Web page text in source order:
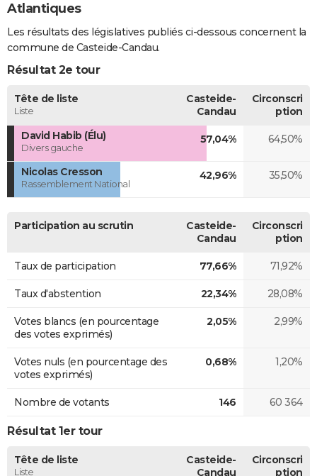
Atlantiques
Les résultats des législatives publiés ci-dessous concernent la
commune de Casteide-Candau.
Résultat 2e tour
Tête de liste
Liste
Casteide-
Candau
Circonscri
ption
David Habib (Élu)
Divers gauche
57,04% 64,50%
Nicolas Cresson
Rassemblement National
42,96% 35,50%
Participation au scrutin
Casteide-
Candau
Circonscri
ption
Taux de participation 77,66% 71,92%
Taux d'abstention 22,34% 28,08%
Votes blancs (en pourcentage
des votes exprimés)
2,05% 2,99%
Votes nuls (en pourcentage des
votes exprimés)
0,68% 1,20%
Nombre de votants 146 60 364
Résultat 1er tour
Tête de liste
Liste
Casteide-
Candau
Circonscri
ption